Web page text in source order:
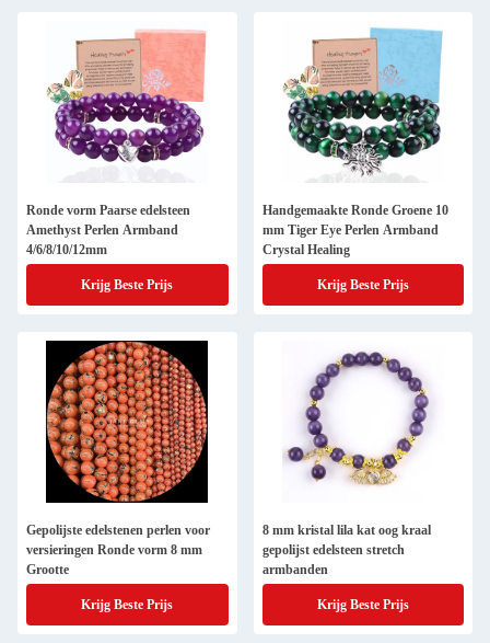
Ronde vorm Paarse edelsteen
Amethyst Perlen Armband
4/6/8/10/12mm
Krijg Beste Prijs
Handgemaakte Ronde Groene 10
mm Tiger Eye Perlen Armband
Crystal Healing
Krijg Beste Prijs
Gepolijste edelstenen perlen voor
versieringen Ronde vorm 8 mm
Grootte
Krijg Beste Prijs
8 mm kristal lila kat oog kraal
gepolijst edelsteen stretch
armbanden
Krijg Beste Prijs